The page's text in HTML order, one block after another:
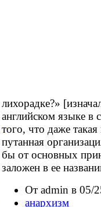
лихорадке?»
английском языке
того, что даже
путанная
бы от основных
заложен в ее
От admin в 05/
анархизм